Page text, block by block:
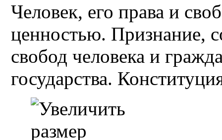
Человек, его права и
ценностью. Признание,
свобод человека и
государства.